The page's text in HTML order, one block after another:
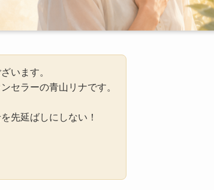
います。
セラーの青山リナです。
先延ばしにしない！